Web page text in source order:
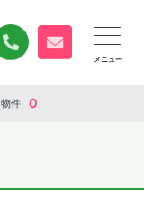
0120-840-834
無料お問い合
物件 0